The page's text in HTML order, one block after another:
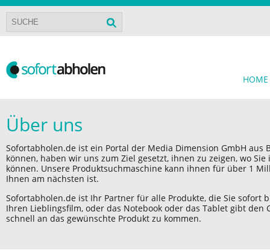
HOME
Über uns
Sofortabholen.de ist ein Portal der Media Dimension GmbH
können, haben wir uns zum Ziel gesetzt, ihnen zu zeigen, wo
können. Unsere Produktsuchmaschine kann ihnen für über 1
Ihnen am nächsten ist.
Sofortabholen.de ist Ihr Partner für alle Produkte, die Sie sofort
Ihren Lieblingsfilm, oder das Notebook oder das Tablet gibt
schnell an das gewünschte Produkt zu kommen.